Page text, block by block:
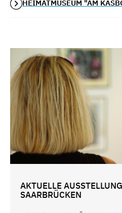
HEIMATMUSEUM "AM
AKTUELLE
SAARBRÜCKEN